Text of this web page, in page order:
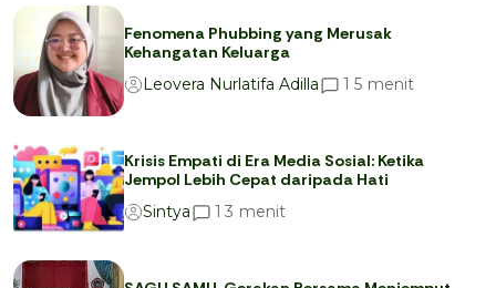
Fenomena Phubbing yang Merusak
Kehangatan Keluarga
Leovera Nurlatifa Adilla
1 5 menit
Krisis Empati di Era Media Sosial: Ketika
Jempol Lebih Cepat daripada Hati
Sintya
1 3 menit